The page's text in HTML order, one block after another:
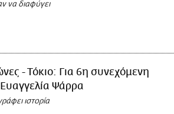
να διαφύγει
- Τόκιο: Για 6η συνεχόμενη
Ψάρρα
ιστορία